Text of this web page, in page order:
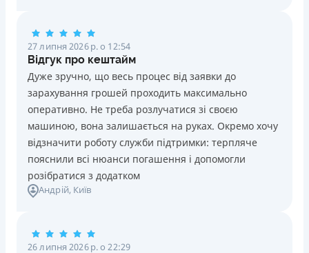
27 липня 2026 р. о 12:54
Відгук про кештайм
Дуже зручно, що весь процес від заявки до
зарахування грошей проходить максимально
оперативно. Не треба розлучатися зі своєю
машиною, вона залишається на руках. Окремо хочу
відзначити роботу служби підтримки: терпляче
пояснили всі нюанси погашення і допомогли
розібратися з додатком
Андрій, Київ
26 липня 2026 р. о 22:29